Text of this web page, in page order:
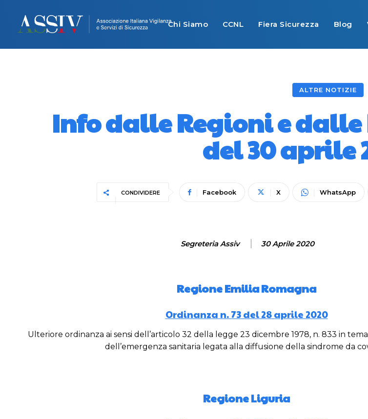
Chi Siamo CCNL Fiera Sicurezza Blog
ALTRE NOTIZIE
Info dalle Regioni e
del 30 aprile
CONDIVIDERE Facebook X WhatsApp
Segreteria Assiv 30 Aprile 2020
Regione Emilia Romagna
Ordinanza n. 73 del 28 aprile 2020
Ulteriore ordinanza ai sensi dell’articolo 32 della legge 23 dicembre 1978, n. 833 in
dell’emergenza sanitaria legata alla diffusione della sindrome da
Regione Liguria